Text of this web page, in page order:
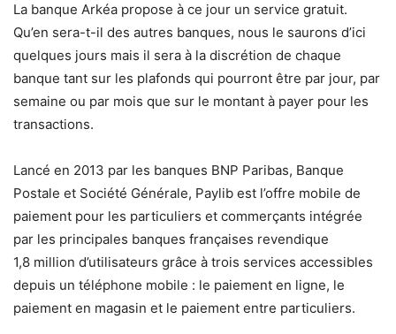
La banque Arkéa propose à ce jour un service gratuit.
Qu’en sera-t-il des autres banques, nous le saurons d’ici
quelques jours mais il sera à la discrétion de chaque
banque tant sur les plafonds qui pourront être par jour, par
semaine ou par mois que sur le montant à payer pour les
transactions.
Lancé en 2013 par les banques BNP Paribas, Banque
Postale et Société Générale, Paylib est l’offre mobile de
paiement pour les particuliers et commerçants intégrée
par les principales banques françaises revendique
1,8 million d’utilisateurs grâce à trois services accessibles
depuis un téléphone mobile : le paiement en ligne, le
paiement en magasin et le paiement entre particuliers.